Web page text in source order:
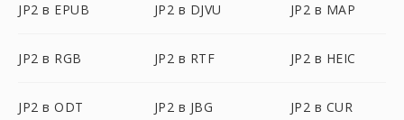
JP2 в EPUB JP2 в DJVU JP2 в MAP
JP2 в RGB JP2 в RTF JP2 в HEIC
JP2 в ODT JP2 в JBG JP2 в CUR